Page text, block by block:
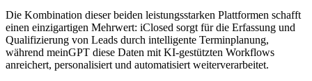
Die Kombination dieser beiden leistungsstarken Plattformen schafft
einen einzigartigen Mehrwert: iClosed sorgt für die Erfassung und
Qualifizierung von Leads durch intelligente Terminplanung,
während meinGPT diese Daten mit KI-gestützten Workflows
anreichert, personalisiert und automatisiert weiterverarbeitet.